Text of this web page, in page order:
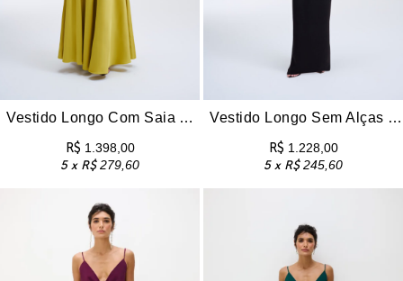
Vestido Longo Com Saia Acetinada e Alças Finas Amália – Limoncello
R$ 1.398,00
5 x R$279,60
Vestido Longo Sem Alças Com Detalhe Dourado No Busto Eloisa – Preto
R$ 1.228,00
5 x R$245,60
E BERMUDAS